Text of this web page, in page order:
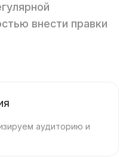
внести правки
аудиторию и